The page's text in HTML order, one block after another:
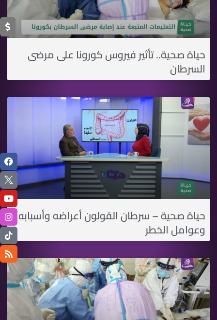
حياة صحية.. تأثير فيروس كورونا على مرضى
السرطان
حياة صحية – سرطان القولون أعراضه وأسبابه
وعوامل الخطر